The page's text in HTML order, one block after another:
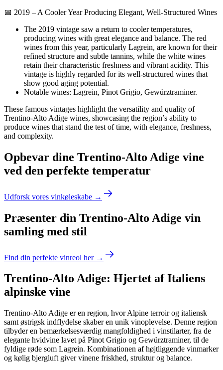
📅 2019 – A Cooler Year Producing Elegant, Well-Structured Wines
The 2019 vintage saw a return to cooler temperatures,
producing wines with great elegance and balance. The red
wines from this year, particularly Lagrein, are known for their
refined structure and subtle tannins, while the white wines
retain their characteristic freshness and vibrant acidity. This
vintage is highly regarded for its well-structured wines that
show good aging potential.
Notable wines: Lagrein, Pinot Grigio, Gewürztraminer.
These famous vintages highlight the versatility and quality of
Trentino-Alto Adige wines, showcasing the region’s ability to
produce wines that stand the test of time, with elegance, freshness,
and complexity.
Opbevar dine Trentino-Alto Adige vine
ved den perfekte temperatur
Udforsk vores vinkøleskabe →
Præsenter din Trentino-Alto Adige vin
samling med stil
Find din perfekte vinreol her →
Trentino-Alto Adige: Hjertet af Italiens
alpinske vine
Trentino-Alto Adige er en region, hvor Alpine terroir og italiensk
samt østrigsk indflydelse skaber en unik vinoplevelse. Denne region
tilbyder en bemærkelsesværdig mangfoldighed i vinstilarter, fra de
elegante hvidvine lavet på Pinot Grigio og Gewürztraminer, til de
fyldige røde som Lagrein. Kombinationen af højtliggende vinmarker
og kølig bjergluft giver vinene friskhed, struktur og balance.